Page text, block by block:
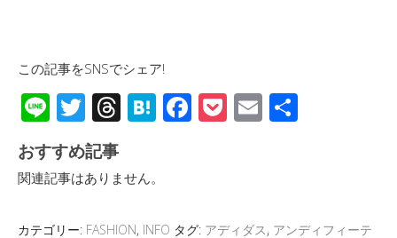
この記事をSNSでシェア!
Li
n
e
T
wi
tt
er
T
hr
e
a
d
H
at
a
F
ac
o
P
o
E
m
おすすめ記事
関連記事はありません。
カテゴリー: FASHION, INFO タグ: アディダス, アンディフィーテ